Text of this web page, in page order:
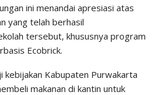
ini menandai apresiasi atas
yang telah berhasil
tersebut, khususnya program
Ecobrick.
Kabupaten Purwakarta
makanan di kantin untuk